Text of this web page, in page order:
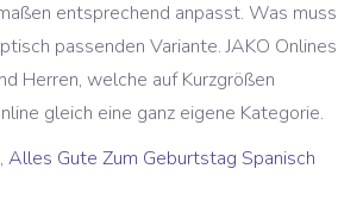
, Alles Gute Zum Geburtstag Spanisch